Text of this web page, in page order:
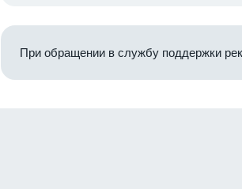
При обращении в службу поддержки